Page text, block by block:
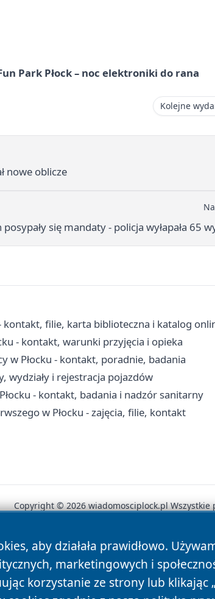
Park Płock – noc elektroniki do rana
Kolejne
nowe oblicze
posypały się mandaty - policja wyłapała 65
kontakt, filie, karta biblioteczna i katalog
- kontakt, warunki przyjęcia i opieka
w Płocku - kontakt, poradnie, badania
wydziały i rejestracja pojazdów
- kontakt, badania i nadzór sanitarny
w Płocku - zajęcia, filie, kontakt
aby działała prawidłowo.
marketingowych i
korzystanie ze strony lub klikając
Copyright © 2026 wiadomosciplock.pl Wszystkie
News Autorzy Polityka Prywatności